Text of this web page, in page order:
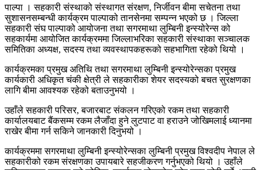
पाल्पा । सहकारी संस्थाको संस्थागत संरक्षण, निर्जीवन बीमा सचेतना तथा
सुशासनसम्बन्धी कार्यक्रम पाल्पाको तानसेनमा सम्पन्न भएको छ । जिल्ला
सहकारी संघ पाल्पाको आयोजना तथा सगरमाथा लुम्बिनी इन्स्योरेन्स को
सहकार्यमा आयोजित कार्यक्रममा जिल्लाभरिका सहकारी संस्थाका सञ्चालक
समितिका अध्यक्ष, सदस्य तथा व्यवस्थापकहरूको सहभागिता रहेको थियो ।
कार्यक्रमका प्रमुख अतिथि तथा सगरमाथा लुम्बिनी इन्स्योरेन्सका प्रमुख
कार्यकारी अधिकृत चंकी क्षेत्री ले सहकारीका शेयर सदस्यको बचत सुरक्षणका
लागि बीमा आवश्यक रहेको बताउनुभयो ।
उहाँले सहकारी परिसर, बजारबाट संकलन गरिएको रकम तथा सहकारी
कार्यालयबाट बैंकसम्म रकम लैजाँदा हुने लुटपाट वा हराउने जोखिमलाई ध्यानमा
राखेर बीमा गर्न सकिने जानकारी दिनुभयो ।
कार्यक्रममा सगरमाथा लुम्बिनी इन्स्योरेन्सका लुम्बिनी प्रमुख विश्वदीप नेपाल ले
सहकारीको रकम संरक्षणका उपायबारे सहजीकरण गर्नुभएको थियो । उहाँले